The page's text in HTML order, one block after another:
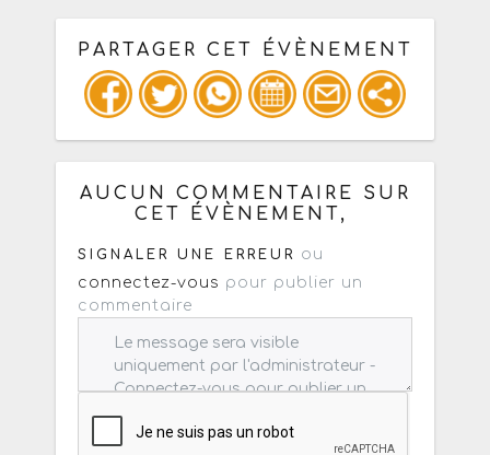
PARTAGER CET ÉVÈNEMENT
Copiez les infos ci-dessous pour un
: mail / forum / réseau social
AUCUN COMMENTAIRE SUR
CET ÉVÈNEMENT,
SIGNALER UNE ERREUR
ou
connectez-vous pour publier un
commentaire